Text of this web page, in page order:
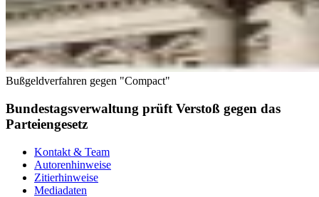
Bußgeldverfahren gegen "Compact"
Bundestagsverwaltung prüft Verstoß gegen das
Parteiengesetz
Kontakt & Team
Autorenhinweise
Zitierhinweise
Mediadaten